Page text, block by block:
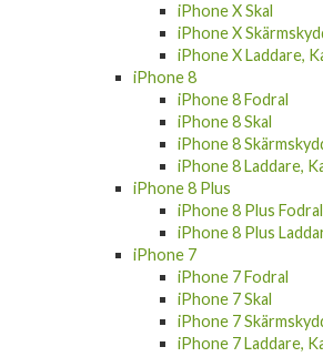
iPhone X Skal
iPhone X
iPhone X Laddare,
iPhone 8
iPhone 8 Fodral
iPhone 8 Skal
iPhone 8
iPhone 8 Laddare,
iPhone 8 Plus
iPhone 8 Plus Fodral
iPhone 8 Plus
iPhone 7
iPhone 7 Fodral
iPhone 7 Skal
iPhone 7
iPhone 7 Laddare,